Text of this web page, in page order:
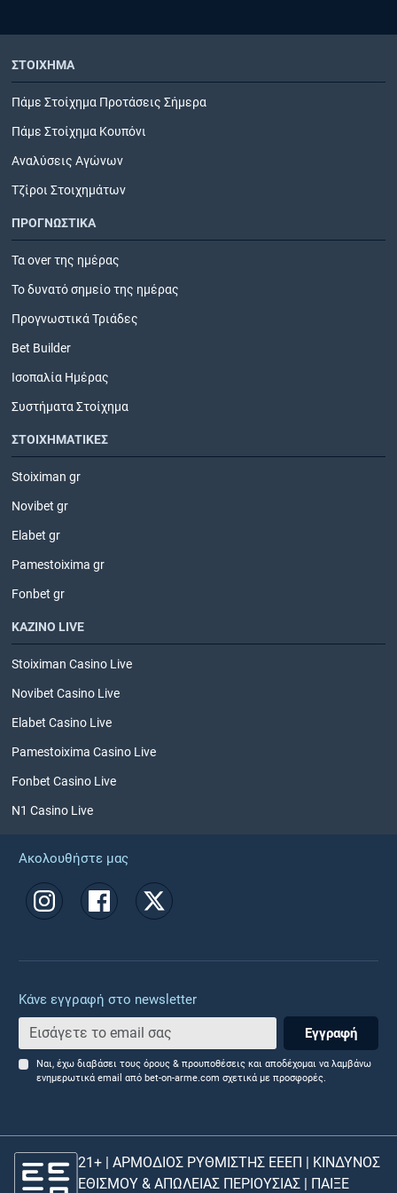
ΣΤΟΙΧΗΜΑ
Πάμε Στοίχημα Προτάσεις Σήμερα
Πάμε Στοίχημα Κουπόνι
Αναλύσεις Αγώνων
Τζίροι Στοιχημάτων
ΠΡΟΓΝΩΣΤΙΚΑ
Τα over της ημέρας
Το δυνατό σημείο της ημέρας
Προγνωστικά Τριάδες
Bet Builder
Ισοπαλία Ημέρας
Συστήματα Στοίχημα
ΣΤΟΙΧΗΜΑΤΙΚΕΣ
Stoiximan gr
Novibet gr
Elabet gr
Pamestoixima gr
Fonbet gr
ΚΑΖΙΝΟ LIVE
Stoiximan Casino Live
Novibet Casino Live
Elabet Casino Live
Pamestoixima Casino Live
Fonbet Casino Live
N1 Casino Live
Ακολουθήστε μας
Κάνε εγγραφή στο newsletter
Εγγραφή
Ναι, έχω διαβάσει τους όρους & προυποθέσεις και αποδέχομαι να λαμβάνω
ενημερωτικά email από bet-on-arme.com σχετικά με προσφορές.
21+ | ΑΡΜΟΔΙΟΣ ΡΥΘΜΙΣΤΗΣ ΕΕΕΠ | ΚΙΝΔΥΝΟΣ
ΕΘΙΣΜΟΥ & ΑΠΩΛΕΙΑΣ ΠΕΡΙΟΥΣΙΑΣ | ΠΑΙΞΕ